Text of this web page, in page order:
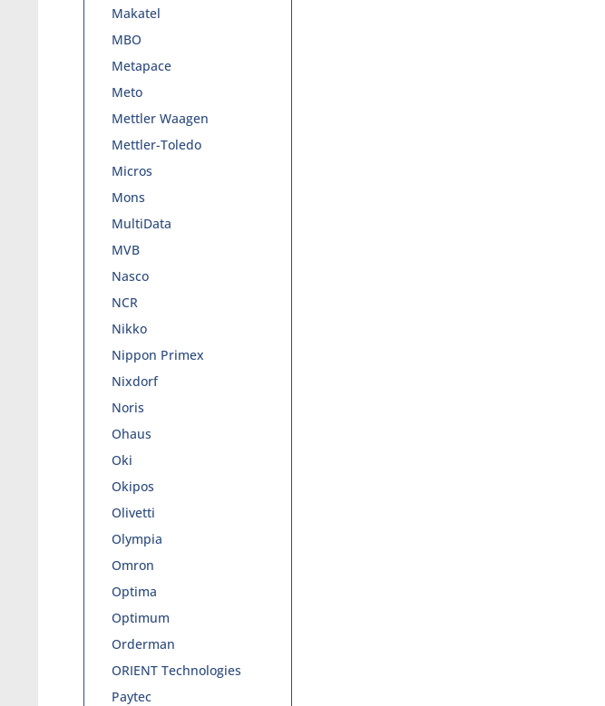
Makatel
MBO
Metapace
Meto
Mettler Waagen
Mettler-Toledo
Micros
Mons
MultiData
MVB
Nasco
NCR
Nikko
Nippon Primex
Nixdorf
Noris
Ohaus
Oki
Okipos
Olivetti
Olympia
Omron
Optima
Optimum
Orderman
ORIENT Technologies
Paytec